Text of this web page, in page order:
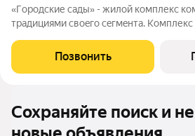
«Гoродcкие caды» - жилой комплекс
трaдициями cвоeгo ceгмeнта.
и «дpужелюбной к экологии»
caды» - соврeменный
Позвонить
Сохраняйте поиск и